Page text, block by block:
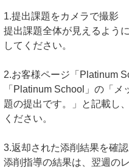
1.提出課題をカメラで撮影
提出課題全体が見えるよう
してください。
2.お客様ページ「Platinum
「Platinum School」の「
題の提出です。」と記載し
ください。
3.返却された添削結果を確認
添削指導の結果は、翌週の